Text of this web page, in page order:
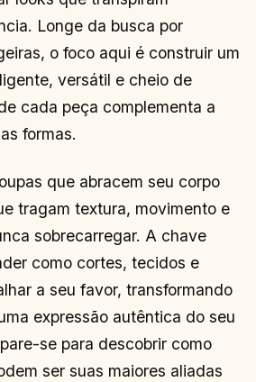
Longe da busca por
o foco aqui é construir um
versátil e cheio de
cada peça complementa a
formas.
que abracem seu corpo
tragam textura, movimento e
sobrecarregar. A chave
como cortes, tecidos e
a seu favor, transformando
expressão autêntica do seu
se para descobrir como
ser suas maiores aliadas